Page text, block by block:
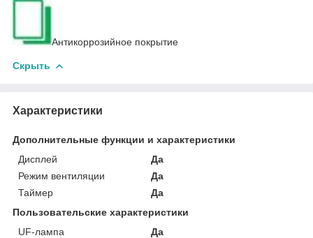
Антикоррозийное покрытие
Скрыть
Характеристики
Дополнительные функции и характеристики
Дисплей
Да
Режим вентиляции
Да
Таймер
Да
Пользовательские характеристики
UF-лампа
Да